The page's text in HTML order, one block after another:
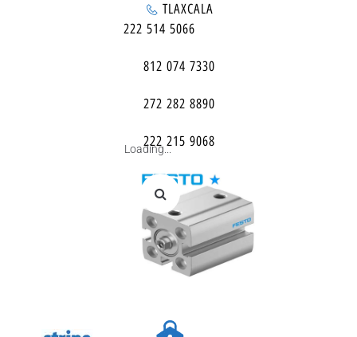
TLAXCALA
222 514 5066
812 074 7330
272 282 8890
222 215 9068
Loading...